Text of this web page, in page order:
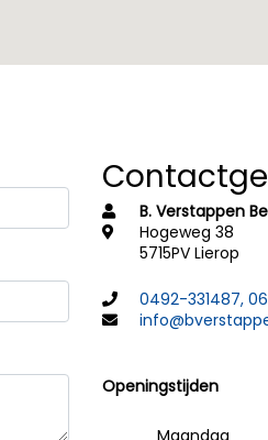
B. Verstappen
Hogeweg 38
5715PV Lierop
0492-331487,
Openingstijden
Maandag